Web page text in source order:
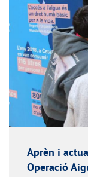
Aprèn i
Operació